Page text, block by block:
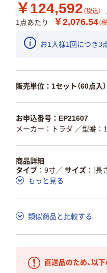
￥124,592 （税込）
1点あたり
￥2,076.54（
お1人様1回につき3
販売単位：1セット（60点入）
お申込番号：EP21607
メーカー：トラダ ／型番：
商品詳細
タイプ
9寸／ サイズ [長
もっと見る
類似商品と比較する
直送品のため、以